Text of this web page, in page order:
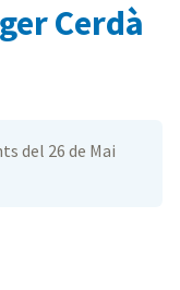
Cerdà
del 26 de Mai